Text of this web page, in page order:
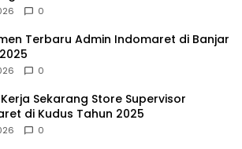
0
Terbaru Admin Indomaret di Banjar
0
Sekarang Store Supervisor
di Kudus Tahun 2025
0